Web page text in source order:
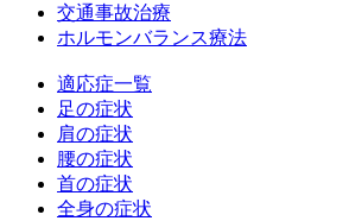
交通事故治療
ホルモンバランス療法
適応症一覧
足の症状
肩の症状
腰の症状
首の症状
全身の症状